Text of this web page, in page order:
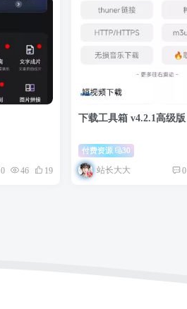
0 46 19
下载工具箱 v4.2.1高级版
付费资源 30
站长大大 0